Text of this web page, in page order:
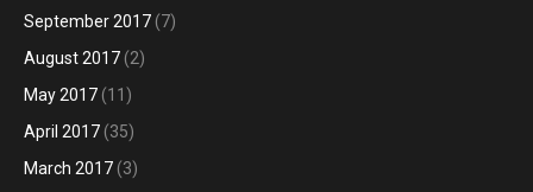
September 2017 (7)
August 2017 (2)
May 2017 (11)
April 2017 (35)
March 2017 (3)